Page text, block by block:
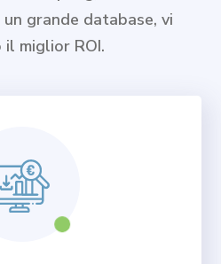
grande database, vi
il miglior ROI.